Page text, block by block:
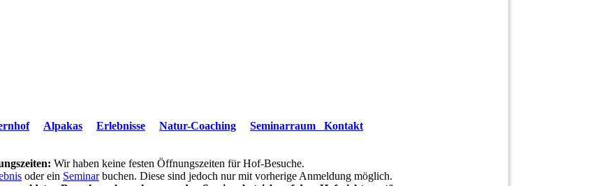
Alpakas Erlebnisse Natur-Coaching Seminarraum Kontakt
Wir haben keine festen Öffnungszeiten für Hof-Besuche.
oder ein Seminarbuchen. Diese sind jedoch nur mit vorherige Anmeldung möglich.